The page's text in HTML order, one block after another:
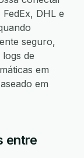
DHL e
seguro,
de
em
em
entre